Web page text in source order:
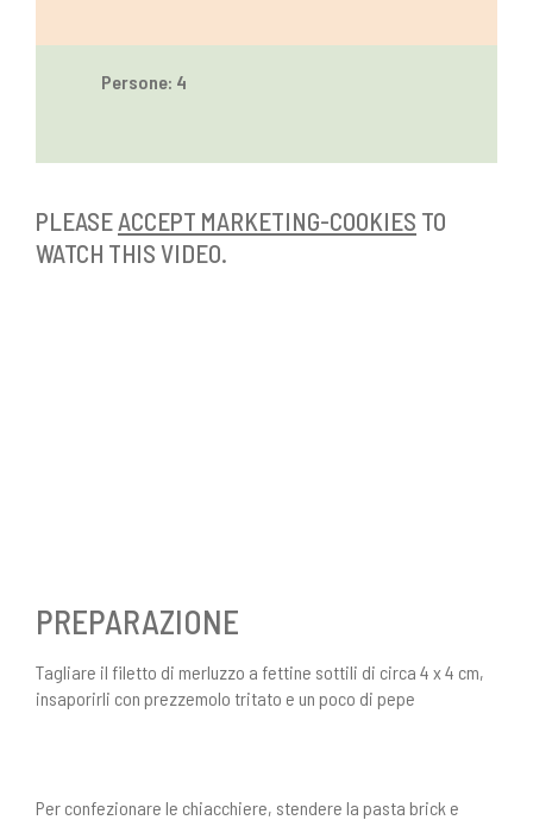
Persone: 4
PLEASE ACCEPT MARKETING-COOKIES TO
WATCH THIS VIDEO.
PREPARAZIONE
Tagliare il filetto di merluzzo a fettine sottili di circa 4 x 4 cm,
insaporirli con prezzemolo tritato e un poco di pepe
Per confezionare le chiacchiere, stendere la pasta brick e